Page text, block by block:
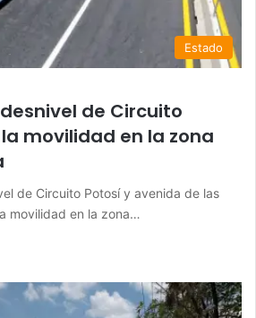
Estado
de Circuito
movilidad en la zona
de Circuito Potosí y avenida de las
movilidad en la zona…